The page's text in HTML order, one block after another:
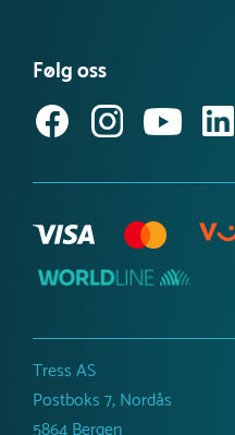
Referanseprosjekt
Inspirasjon og guider
Produktnyheter
Følg oss
Tress AS
Postboks 7, Nordås